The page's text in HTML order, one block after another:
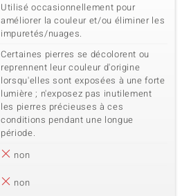
Utilisé occasionnellement pour
améliorer la couleur et/ou éliminer les
impuretés/nuages.
Certaines pierres se décolorent ou
reprennent leur couleur d'origine
lorsqu'elles sont exposées à une forte
lumière ; n'exposez pas inutilement
les pierres précieuses à ces
conditions pendant une longue
période.
non
non